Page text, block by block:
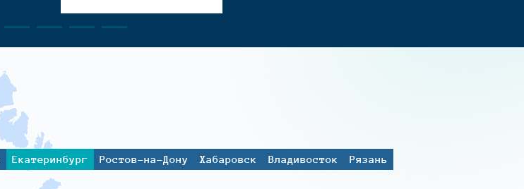
Екатеринбург Ростов-на-Дону Хабаровск Владивосток
Рязань